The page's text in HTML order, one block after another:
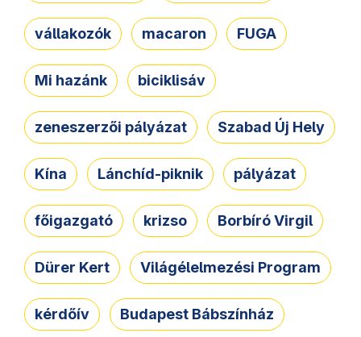
vállakozók macaron FUGA
Mi hazánk biciklisáv
zeneszerzői pályázat Szabad Új Hely
Kína Lánchíd-piknik pályázat
főigazgató krizso Borbíró Virgil
Dürer Kert Világélelmezési Program
kérdőív Budapest Bábszínház